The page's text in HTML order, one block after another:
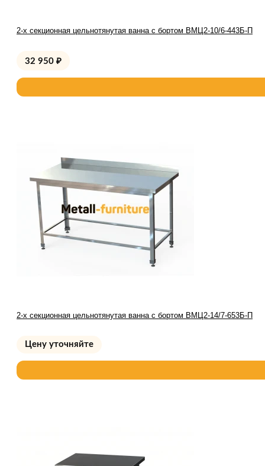
2-х секционная цельнотянутая ванна с бортом ВМЦ2-10/6-443Б-П
32 950 ₽
2-х секционная цельнотянутая ванна с бортом ВМЦ2-14/7-653Б-П
Цену уточняйте